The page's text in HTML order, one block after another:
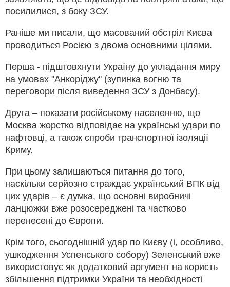
посилилися, з боку ЗСУ.
Раніше ми писали, що масований обстріл Києва
проводиться Росією з двома основними цілями.
Перша - підштовхнути Україну до укладання миру
на умовах "Анкоріджу" (зупинка вогню та
переговори після виведення ЗСУ з Донбасу).
Друга – показати російському населенню, що
Москва жорстко відповідає на українські удари по
нафтовці, а також спроби транспортної ізоляції
Криму.
При цьому залишаються питання до того,
наскільки серйозно страждає український ВПК від
цих ударів – є думка, що основні виробничі
ланцюжки вже розосереджені та частково
перенесені до Європи.
Крім того, сьогоднішній удар по Києву (і, особливо,
ушкодження Успенського собору) Зеленський вже
використовує як додатковий аргумент на користь
збільшення підтримки України та необхідності